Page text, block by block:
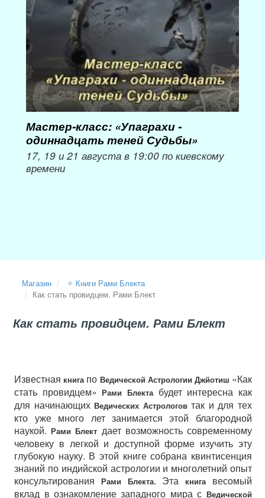
Мастер-класс: «Упаграхи -
одиннадцать теней Судьбы»
17, 19 и 21 августа в 19:00 по киевскому
времени
Магазин
✧ Книги Рами Блекта
Как стать провидцем. Рами Блект
Как стать провидцем. Рами Блект
Известная книга по Ведической Астрологии Джйотиш «Как
стать провидцем»Рами Блекта будет интересна как
для начинающихВедических Астрологовтак и для тех
кто уже много лет занимается этой благородной
наукой.Рами Блект дает возможность современному
человеку в легкой и доступной форме изучить эту
глубокую науку. В этой книге собрана квинтисенция
знаний по индийской астрологии и многолетний опыт
консультированияРами Блекта. Эта книгавесомый
вклад в ознакомление западного мира с Ведической